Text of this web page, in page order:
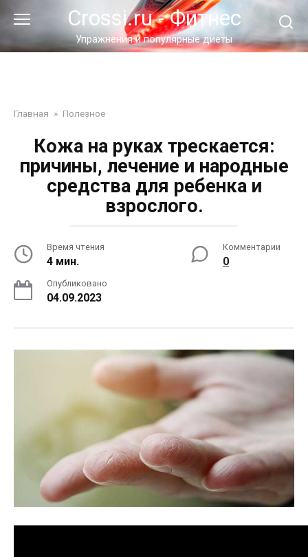
контенту
Crossi.ru - Фитнес
Упражнения и популярные диеты
Главная » Полезное
Кожа на руках трескается:
причины, лечение и народные
средства для ребенка и
взрослого.
Время чтения
4 мин.
Комментарии
0
Опубликовано
04.09.2023